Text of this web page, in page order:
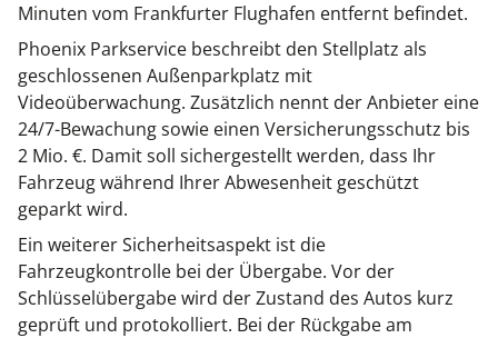
Minuten vom Frankfurter Flughafen entfernt befindet.
Phoenix Parkservice beschreibt den Stellplatz als
geschlossenen Außenparkplatz mit
Videoüberwachung. Zusätzlich nennt der Anbieter eine
24/7-Bewachung sowie einen Versicherungsschutz bis
2 Mio. €. Damit soll sichergestellt werden, dass Ihr
Fahrzeug während Ihrer Abwesenheit geschützt
geparkt wird.
Ein weiterer Sicherheitsaspekt ist die
Fahrzeugkontrolle bei der Übergabe. Vor der
Schlüsselübergabe wird der Zustand des Autos kurz
geprüft und protokolliert. Bei der Rückgabe am